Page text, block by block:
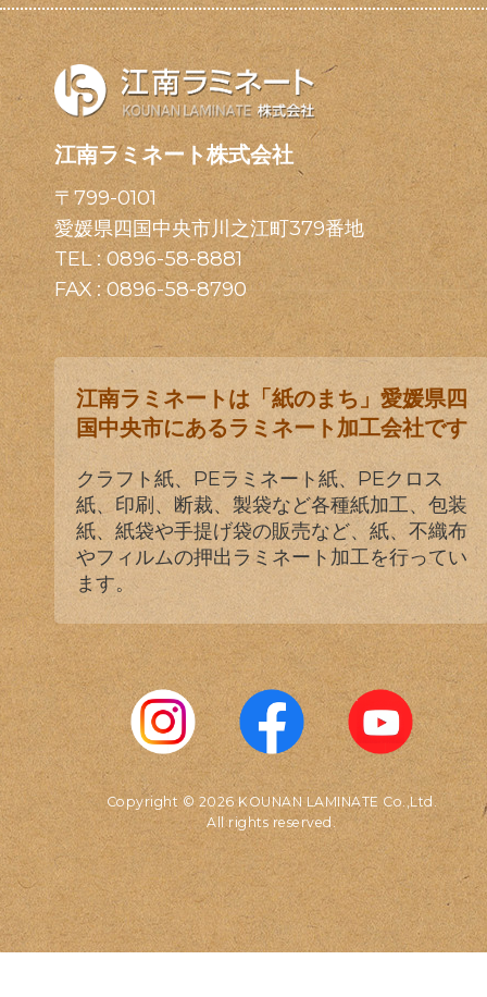
江南ラミネート株式会社
〒799-0101
愛媛県四国中央市川之江町379番地
TEL :0896-58-8881
FAX : 0896-58-8790
江南ラミネートは「紙のまち」愛媛県四
国中央市にあるラミネート加工会社です
クラフト紙、PEラミネート紙、PEクロス
紙、印刷、断裁、製袋など各種紙加工、包装
紙、紙袋や手提げ袋の販売など、紙、不織布
やフィルムの押出ラミネート加工を行ってい
ます。
Copyright © 2026 KOUNAN LAMINATE Co.,Ltd.
All rights reserved.